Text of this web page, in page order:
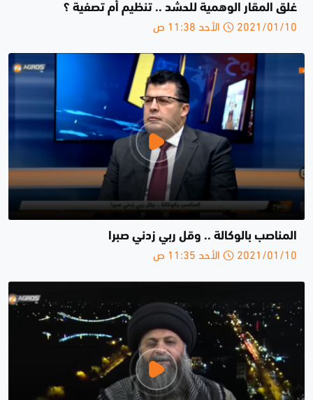
غلق المقار الوهمية للحشد .. تنظيم أم تصفية ؟
2021/01/10 الأحد 11:38 ص
المناصب بالوكالة .. وقل ربي زدني صبرا
2021/01/10 الأحد 11:35 ص